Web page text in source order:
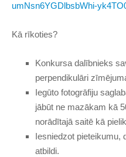
umNsn6YGDlbsbWhi-
Kā rīkoties?
Konkursa dalībnieks
perpendikulāri
Iegūto fotogrāfiju
jābūt ne mazākam kā
norādītajā saitē kā
Iesniedzot pieteikumu,
atbildi.